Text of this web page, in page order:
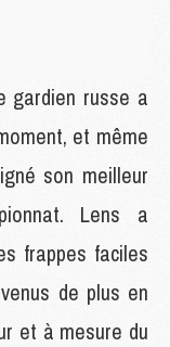
gardien russe a
et même
son meilleur
Lens a
frappes faciles
de plus en
et à mesure du